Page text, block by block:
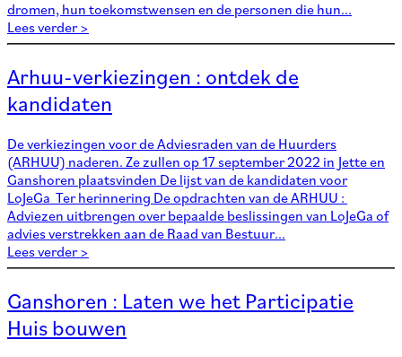
dromen, hun toekomstwensen en de personen die hun...
Lees verder >
Arhuu-verkiezingen : ontdek de
kandidaten
De verkiezingen voor de Adviesraden van de Huurders
(ARHUU) naderen. Ze zullen op 17 september 2022 in Jette en
Ganshoren plaatsvinden De lijst van de kandidaten voor
LoJeGa Ter herinnering De opdrachten van de ARHUU :
Adviezen uitbrengen over bepaalde beslissingen van LoJeGa of
advies verstrekken aan de Raad van Bestuur...
Lees verder >
Ganshoren : Laten we het Participatie
Huis bouwen